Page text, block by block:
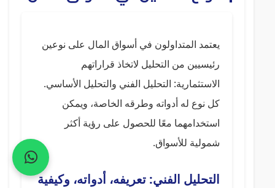
يعتمد المتداولون في أسواق المال على نوعين
رئيسيين من التحليل لاتخاذ قراراتهم
الاستثمارية: التحليل الفني والتحليل الأساسي.
كل نوع له أدواته وطرقه الخاصة، ويمكن
استخدامهما معًا للحصول على رؤية أكثر
شمولية للأسواق.
التحليل الفني: تعريفه، أدواته، وكيفية